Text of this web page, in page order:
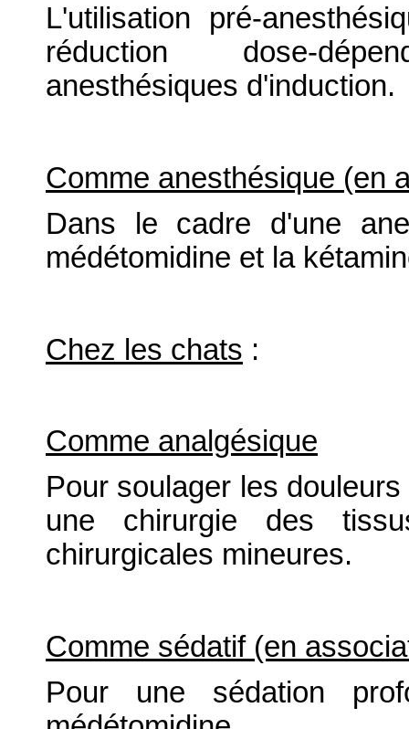
L'utilisation pré-
réduction dose-
anesthésiques d'induction.
Comme anesthésique (en
Dans le cadre d'une
médétomidine et la
Chez les chats :
Comme analgésique
Pour soulager les
une chirurgie des
chirurgicales mineures.
Comme sédatif (en
Pour une sédation